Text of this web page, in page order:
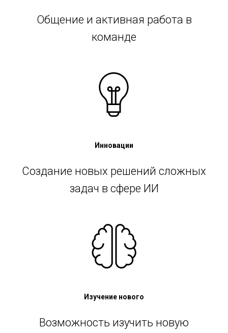
Общение и активная работа в
команде
Инновации
Создание новых решений сложных
задач в сфере ИИ
Изучение нового
Возможность изучить новую